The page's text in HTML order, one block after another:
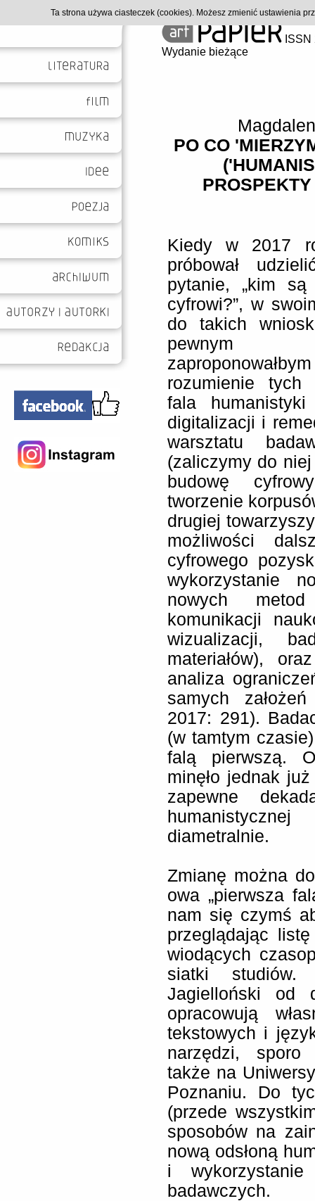
Wydanie bieżące
PO CO
Kiedy w 2017
próbował
pytanie, „kim
cyfrowi?”, w
do takich
pewnym
rozumienie tych
fala
digitalizacji i
warsztatu
(zaliczymy do
budowę
tworzenie
drugiej
możliwości
cyfrowego
wykorzystanie
nowych
komunikacji
wizualizacji,
materiałów),
analiza
samych
2017: 291).
(w tamtym
falą pierwszą.
minęło jednak
zapewne
diametralnie.
Zmianę można
owa „pierwsza
nam się czymś
przeglądając
wiodących
siatki studiów.
Jagielloński od
opracowują
tekstowych i
narzędzi, sporo
także na
Poznaniu. Do
(przede
sposobów na
nową odsłoną
i
badawczych.
Ta strona używa ciasteczek (cookies). Możesz zmienić ustawienia